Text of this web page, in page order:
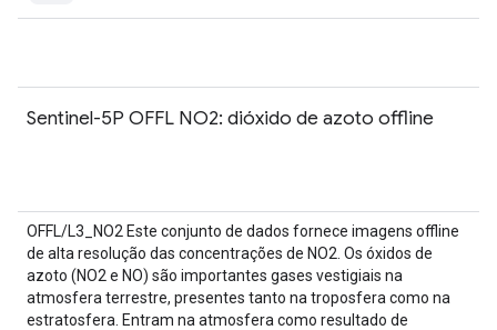
Sentinel-5P OFFL NO2: dióxido de azoto offline
OFFL/L3_NO2 Este conjunto de dados fornece imagens offline
de alta resolução das concentrações de NO2. Os óxidos de
azoto (NO2 e NO) são importantes gases vestigiais na
atmosfera terrestre, presentes tanto na troposfera como na
estratosfera. Entram na atmosfera como resultado de